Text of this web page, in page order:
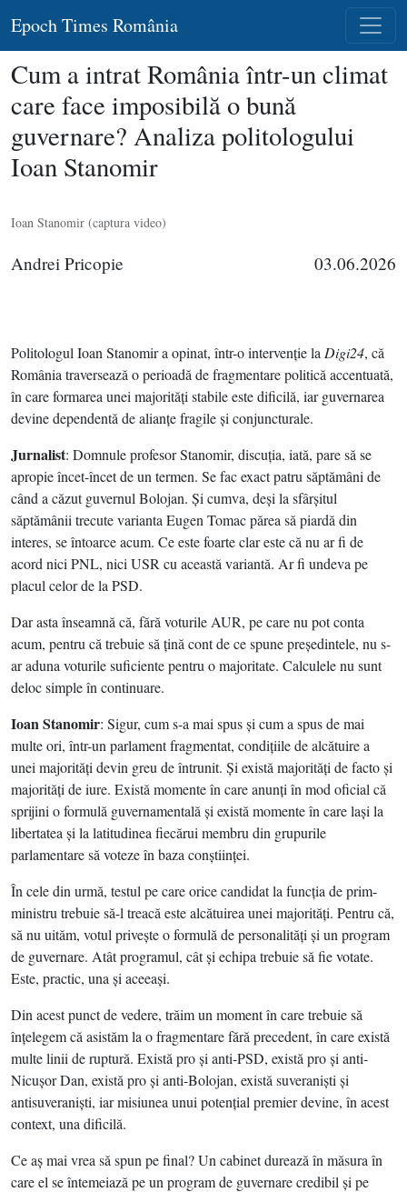
Epoch Times România
Cum a intrat România într-un climat
care face imposibilă o bună
guvernare? Analiza politologului
Ioan Stanomir
Ioan Stanomir (captura video)
Andrei Pricopie 03.06.2026
Politologul Ioan Stanomir a opinat, într-o intervenţie la Digi24, că
România traversează o perioadă de fragmentare politică accentuată,
în care formarea unei majorităţi stabile este dificilă, iar guvernarea
devine dependentă de alianţe fragile şi conjuncturale.
Jurnalist: Domnule profesor Stanomir, discuţia, iată, pare să se
apropie încet-încet de un termen. Se fac exact patru săptămâni de
când a căzut guvernul Bolojan. Şi cumva, deşi la sfârşitul
săptămânii trecute varianta Eugen Tomac părea să piardă din
interes, se întoarce acum. Ce este foarte clar este că nu ar fi de
acord nici PNL, nici USR cu această variantă. Ar fi undeva pe
placul celor de la PSD.
Dar asta înseamnă că, fără voturile AUR, pe care nu pot conta
acum, pentru că trebuie să ţină cont de ce spune preşedintele, nu s-
ar aduna voturile suficiente pentru o majoritate. Calculele nu sunt
deloc simple în continuare.
Ioan Stanomir: Sigur, cum s-a mai spus şi cum a spus de mai
multe ori, într-un parlament fragmentat, condiţiile de alcătuire a
unei majorităţi devin greu de întrunit. Şi există majorităţi de facto şi
majorităţi de iure. Există momente în care anunţi în mod oficial că
sprijini o formulă guvernamentală şi există momente în care laşi la
libertatea şi la latitudinea fiecărui membru din grupurile
parlamentare să voteze în baza conştiinţei.
În cele din urmă, testul pe care orice candidat la funcţia de prim-
ministru trebuie să-l treacă este alcătuirea unei majorităţi. Pentru că,
să nu uităm, votul priveşte o formulă de personalităţi şi un program
de guvernare. Atât programul, cât şi echipa trebuie să fie votate.
Este, practic, una şi aceeaşi.
Din acest punct de vedere, trăim un moment în care trebuie să
înţelegem că asistăm la o fragmentare fără precedent, în care există
multe linii de ruptură. Există pro şi anti-PSD, există pro şi anti-
Nicuşor Dan, există pro şi anti-Bolojan, există suveranişti şi
antisuveranişti, iar misiunea unui potenţial premier devine, în acest
context, una dificilă.
Ce aş mai vrea să spun pe final? Un cabinet durează în măsura în
care el se întemeiază pe un program de guvernare credibil şi pe